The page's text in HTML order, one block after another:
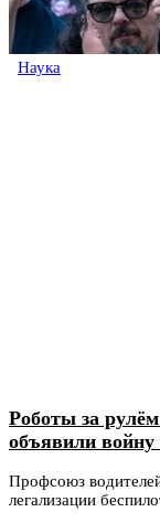
Наука
Роботы за
объявили
Профсоюз
легализации